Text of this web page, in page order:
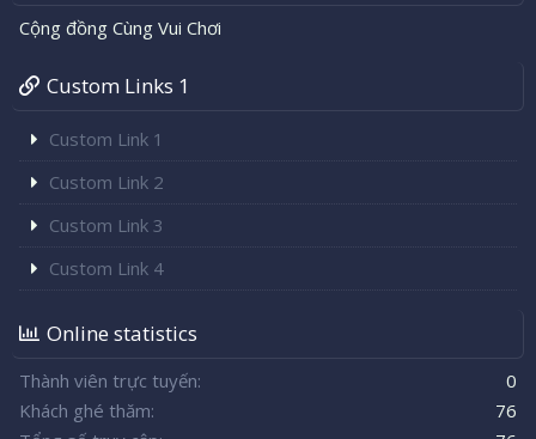
Cộng đồng Cùng Vui Chơi
Custom Links 1
Custom Link 1
Custom Link 2
Custom Link 3
Custom Link 4
Online statistics
Thành viên trực tuyến
0
Khách ghé thăm
76